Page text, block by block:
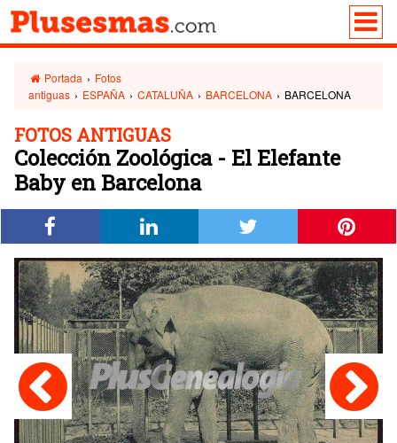
Portada › Fotos
antiguas › ESPAÑA › CATALUÑA › BARCELONA › BARCELONA
FOTOS ANTIGUAS
Colección Zoológica - El Elefante
Baby en Barcelona